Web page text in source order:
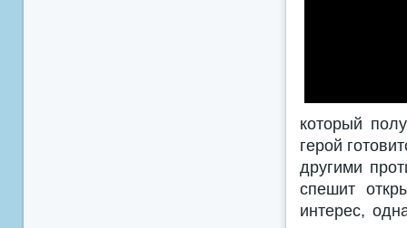
который
герой
другими
спешит
интерес,